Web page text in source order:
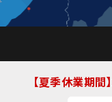
夏季休業期間